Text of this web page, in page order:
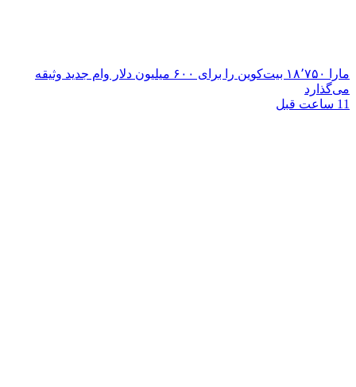
مارا ۱۸٬۷۵۰ بیت‌کوین را برای ۶۰۰ میلیون دلار وام جدید وثیقه
می‌گذارد
11 ساعت قبل